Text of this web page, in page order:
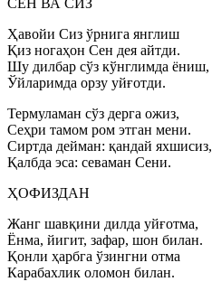
Ҳавойи Сиз ўрнига янглиш
Қиз ногаҳон Сен дея айтди.
Шу дилбар сўз кўнглимда ёниш,
Ўйларимда орзу уйғотди.
Термуламан сўз дерга ожиз,
Сеҳри тамом ром этган мени.
Сиртда дейман: қандай яхшисиз,
Қалбда эса: севаман Сени.
ҲОФИЗДАН
Жанг шавқини дилда уйғотма,
Ёнма, йигит, зафар, шон билан.
Қонли ҳарбга ўзингни отма
Карабахлик оломон билан.